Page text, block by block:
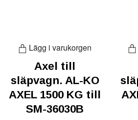
Lägg i varukorgen
Axel till
släpvagn. AL-KO
AXEL 1500 KG till
SM-36030B